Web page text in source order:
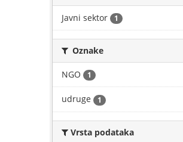
Javni sektor 1
Oznake
NGO 1
udruge 1
Vrsta podataka